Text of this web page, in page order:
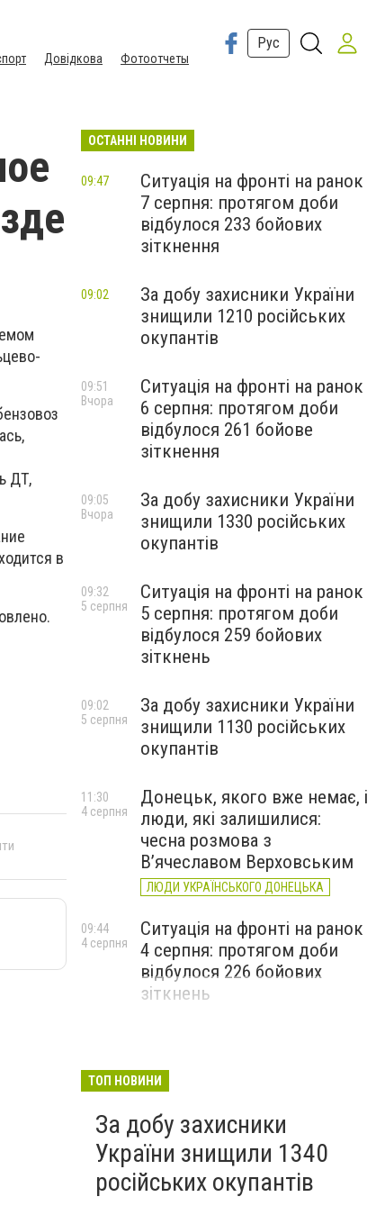
Довідкова Фотоотчеты
Рус
ДТ,
в
ОСТАННІ НОВИНИ
Ситуація на фронті на ранок
7 серпня: протягом доби
відбулося 233 бойових
зіткнення
09:47
За добу захисники України
знищили 1210 російських
окупантів
09:02
Ситуація на фронті на ранок
6 серпня: протягом доби
відбулося 261 бойове
зіткнення
09:51
Вчора
За добу захисники України
знищили 1330 російських
окупантів
09:05
Вчора
Ситуація на фронті на ранок
5 серпня: протягом доби
відбулося 259 бойових
зіткнень
09:32
5 серпня
За добу захисники України
знищили 1130 російських
окупантів
09:02
5 серпня
Донецьк, якого вже немає, і
люди, які залишилися:
чесна розмова з
В’ячеславом Верховським
ЛЮДИ УКРАЇНСЬКОГО ДОНЕЦЬКА
11:30
4 серпня
Ситуація на фронті на ранок
4 серпня: протягом доби
відбулося 226 бойових
зіткнень
09:44
4 серпня
ТОП НОВИНИ
За добу захисники
України знищили 1340
російських окупантів